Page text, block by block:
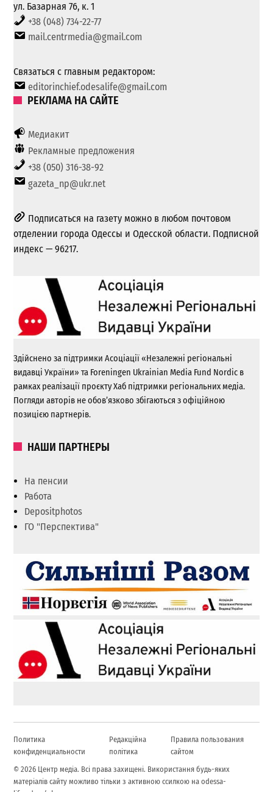
ул. Базарная 76, к. 1
+38 (048) 734-22-77
mail.centrmedia@gmail.com
Связаться с главным редактором:
editorinchief.odesalife@gmail.com
РЕКЛАМА НА САЙТЕ
Медиакит
Рекламные предложения
+38 (050) 316-38-92
gazeta_np@ukr.net
Подписаться на газету можно в любом почтовом
отделении города Одессы и Одесской области. Подписной
индекс — 96217.
Здійснено за підтримки Асоціації «Незалежні регіональні
видавці України» та Foreningen Ukrainian Media Fund Nordic в
рамках реалізації проєкту Хаб підтримки регіональних медіа.
Погляди авторів не обов’язково збігаються з офіційною
позицією партнерів.
НАШИ ПАРТНЕРЫ
На пенсии
Работа
Depositphotos
ГО "Перспектива"
Политика
конфиденциальности
Редакційна
політика
Правила пользования
сайтом
© 2026 Центр медіа. Всі права захищені. Використання будь-яких
матеріалів сайту можливо тільки з активною ссилкою на odessa-